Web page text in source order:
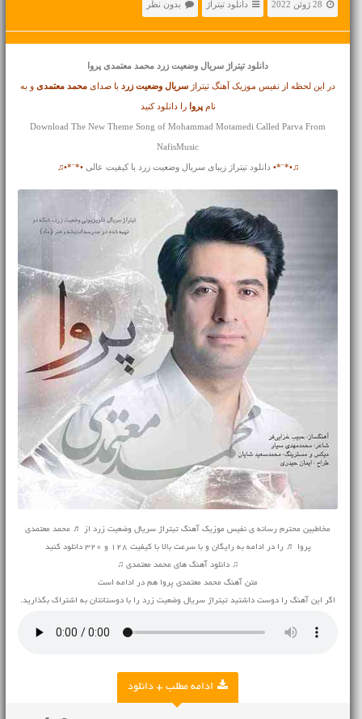
28 ژوئن 2022 دانلود تیتراژ بدون نظر
دانلود تیتراژ سریال وضعیت زرد محمد معتمدی پروا
در این لحظه از نفیس موزیک آهنگ تیتراژ سریال وضعیت زردبا صدای محمد معتمدیو به
نامپروا را دانلود کنید
Download The New Theme Song of Mohammad Motamedi Called Parva From
NafisMusic
♫•*¨*• دانلود تیتراژ زیبای سریال وضعیت زرد با کیفیت عالی•*¨*•♫
مخاطبین محترم رسانه ی نفیس موزیک آهنگ تیتراژ سریال وضعیت زرد از ♬ محمد معتمدی
پروا ♬ را در ادامه به رایگان و با سرعت بالا با کیفیت 128 و 320 دانلود کنید
♫ دانلود آهنگ های محمد معتمدی ♫
متن آهنگ محمد معتمدی پروا هم در ادامه است
اگر این آهنگ را دوست داشتید تیتراژ سریال وضعیت زرد را با دوستانتان به اشتراک بگذارید.
ادامه مطلب + دانلود